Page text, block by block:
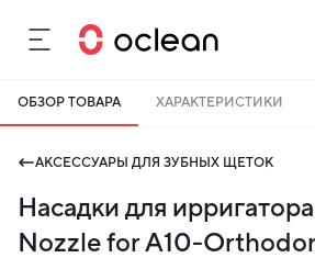
ОБЗОР ТОВАРА ХАРАКТЕРИСТИКИ
АКСЕССУАРЫ ДЛЯ ЗУБНЫХ ЩЕТОК
Насадки для
Nozzle for A10-
Баланс можно проверить в личном
Накопленными бонусами можно
следующей покупки:детальнее